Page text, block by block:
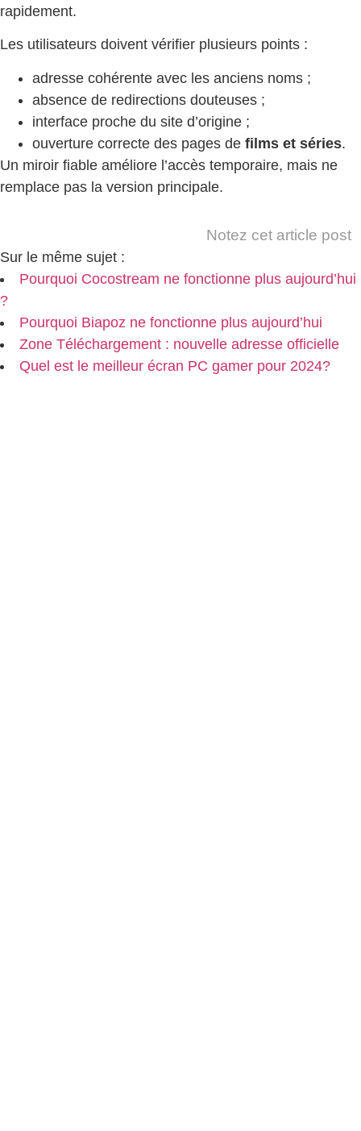
rapidement.
Les utilisateurs doivent vérifier plusieurs points :
adresse cohérente avec les anciens noms ;
absence de redirections douteuses ;
interface proche du site d’origine ;
ouverture correcte des pages de films et séries.
Un miroir fiable améliore l’accès temporaire, mais ne
remplace pas la version principale.
Notez cet article post
Sur le même sujet :
Pourquoi Cocostream ne fonctionne plus aujourd’hui
?
Pourquoi Biapoz ne fonctionne plus aujourd’hui
Zone Téléchargement : nouvelle adresse officielle
Quel est le meilleur écran PC gamer pour 2024?